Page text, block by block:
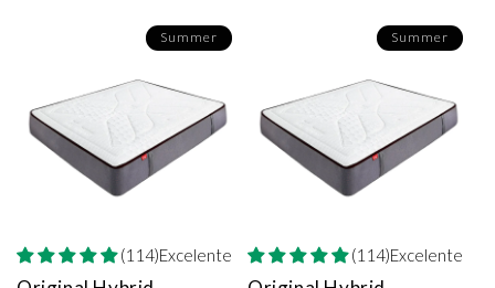
Summer
(114)Excelente
Summer
(114)Excelente
¿Renueva tu descanso con
un 5% dto?
Déjanos tu email y recibe tu descuento